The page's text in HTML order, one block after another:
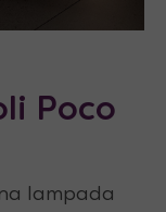
Poco
lampada